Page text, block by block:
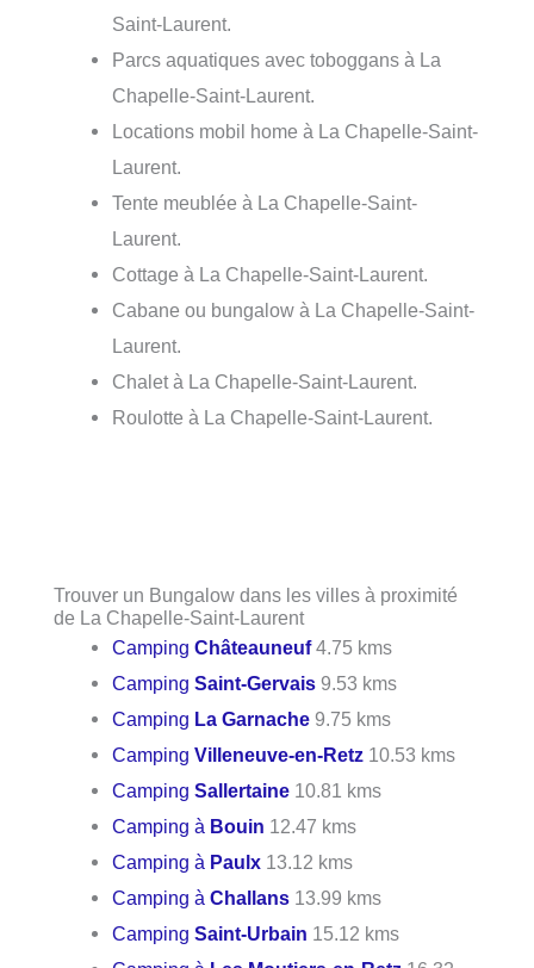
Saint-Laurent.
Parcs aquatiques avec toboggans à La
Chapelle-Saint-Laurent.
Locations mobil home à La Chapelle-Saint-
Laurent.
Tente meublée à La Chapelle-Saint-
Laurent.
Cottage à La Chapelle-Saint-Laurent.
Cabane ou bungalow à La Chapelle-Saint-
Laurent.
Chalet à La Chapelle-Saint-Laurent.
Roulotte à La Chapelle-Saint-Laurent.
Trouver un Bungalow dans les villes à proximité
de La Chapelle-Saint-Laurent
CampingChâteauneuf4.75 kms
CampingSaint-Gervais 9.53 kms
Camping La Garnache 9.75 kms
CampingVilleneuve-en-Retz 10.53 kms
CampingSallertaine 10.81 kms
Camping à Bouin 12.47 kms
Camping à Paulx 13.12 kms
Camping àChallans 13.99 kms
CampingSaint-Urbain 15.12 kms